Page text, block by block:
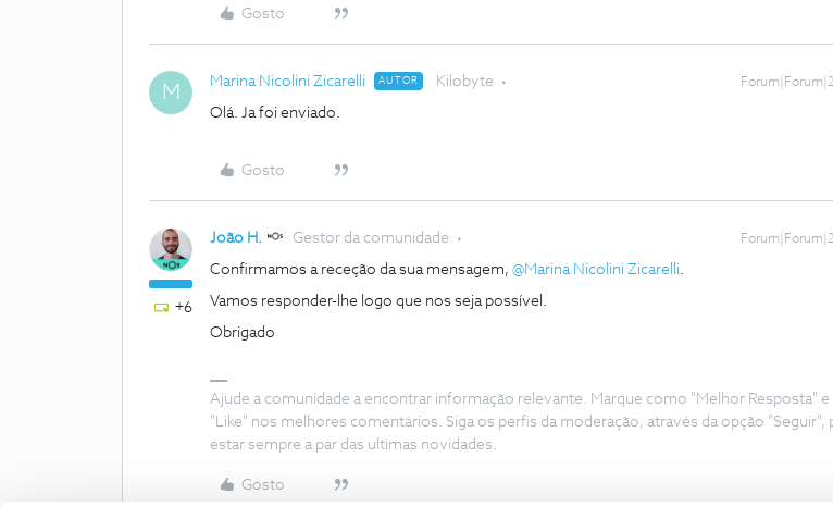
Gosto
M Marina Nicolini Zicarelli AUTOR Kilobyte
Olá. Ja foi enviado.
Gosto
+6
João H. Gestor da comunidade
Confirmamos a receção da sua mensagem, @Marina Nicolini Zicarelli.
Vamos responder-lhe logo que nos seja possível.
Obrigado
Ajude a comunidade a encontrar informação relevante. Marque como "Melhor Resposta" e
"Like" nos melhores comentários. Siga os perfis da moderação, através da opção "Seguir",
estar sempre a par das ultimas novidades.
Gosto